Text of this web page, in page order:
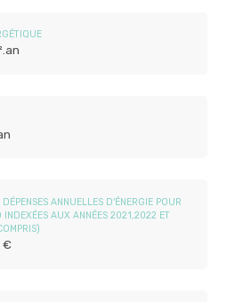
DÉPENSES ANNUELLES D'ÉNERGIE POUR
INDEXÉES AUX ANNÉES 2021,2022 ET
€